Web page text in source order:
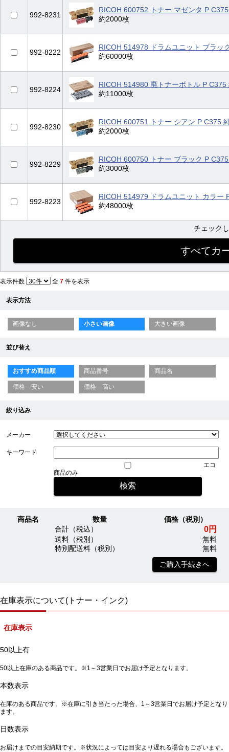
992-8231
RICOH 600752 トナー マゼンタ P
約2000枚
992-8222
RICOH 514978 ドラムユニット ブラッ
約60000枚
992-8224
RICOH 514980 廃トナーボトル P C375
約11000枚
992-8230
RICOH 600751 トナー シアン P C375
約2000枚
992-8229
RICOH 600750 トナー ブラック P
約3000枚
992-8223
RICOH 514979 ドラムユニット カラー
約48000枚
チェック
表示件数 全 7 件を表示
表示方法
画像なし 小さい画像 大きい画像
並び替え
おすすめ商品順 商品番号 商品名
価格—安い 価格—高い
絞り込み
メーカー
キーワード
エコ
商品のみ
商品名 数量
価格（税別）
合計（税込）
0円
送料（税別）
無料
特別配送料（税別）
無料
ご購入手続きへ
在庫表示について(トナー・インク)
在庫表示
50以上有
50以上在庫のある商品です。※1～3営業日でお届け予定となります。
本数表示
在庫のある商品です。※在庫に引き当たった場合、1～3営業日でお届け予定となり
ます。
日数表示
お届けまでの目安納期です。※状況によっては目安より遅れる場合もございます。